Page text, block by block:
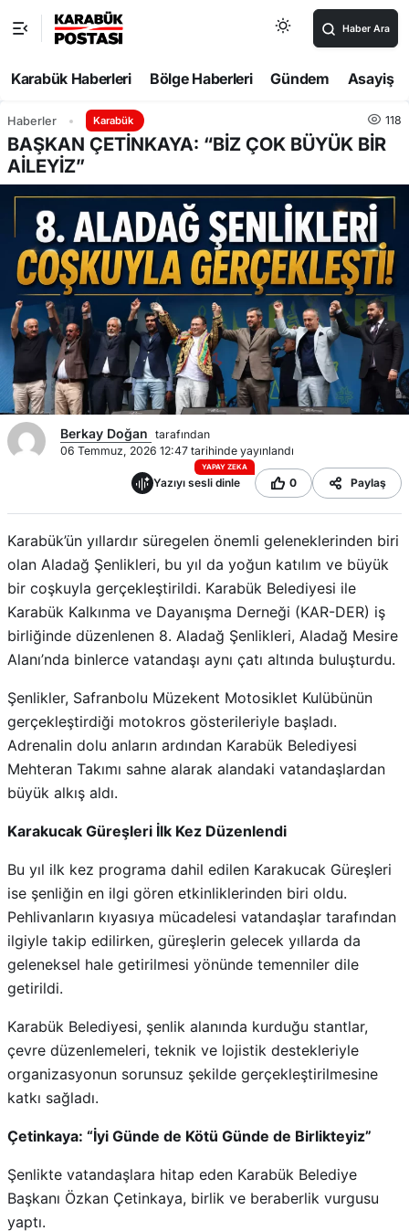
Haber Ara
Karabük Haberleri Bölge Haberleri Gündem Asayiş
Haberler Karabük 118
BAŞKAN ÇETİNKAYA: “BİZ ÇOK BÜYÜK BİR
AİLEYİZ”
Berkay Doğan tarafından
06 Temmuz, 2026 12:47 tarihinde yayınlandı
YAPAY ZEKA
Yazıyı sesli dinle 0 Paylaş
Karabük’ün yıllardır süregelen önemli geleneklerinden biri
olan Aladağ Şenlikleri, bu yıl da yoğun katılım ve büyük
bir coşkuyla gerçekleştirildi. Karabük Belediyesi ile
Karabük Kalkınma ve Dayanışma Derneği (KAR-DER) iş
birliğinde düzenlenen 8. Aladağ Şenlikleri, Aladağ Mesire
Alanı’nda binlerce vatandaşı aynı çatı altında buluşturdu.
Şenlikler, Safranbolu Müzekent Motosiklet Kulübünün
gerçekleştirdiği motokros gösterileriyle başladı.
Adrenalin dolu anların ardından Karabük Belediyesi
Mehteran Takımı sahne alarak alandaki vatandaşlardan
büyük alkış aldı.
Karakucak Güreşleri İlk Kez Düzenlendi
Bu yıl ilk kez programa dahil edilen Karakucak Güreşleri
ise şenliğin en ilgi gören etkinliklerinden biri oldu.
Pehlivanların kıyasıya mücadelesi vatandaşlar tarafından
ilgiyle takip edilirken, güreşlerin gelecek yıllarda da
geleneksel hale getirilmesi yönünde temenniler dile
getirildi.
Karabük Belediyesi, şenlik alanında kurduğu stantlar,
çevre düzenlemeleri, teknik ve lojistik destekleriyle
organizasyonun sorunsuz şekilde gerçekleştirilmesine
katkı sağladı.
Çetinkaya: “İyi Günde de Kötü Günde de Birlikteyiz”
Şenlikte vatandaşlara hitap eden Karabük Belediye
Başkanı Özkan Çetinkaya, birlik ve beraberlik vurgusu
yaptı.